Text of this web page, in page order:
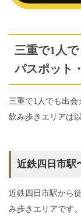
三重で1人
パスポット
三重で1人でも出会
飲み歩きエリアは
近鉄四日市駅
近鉄四日市駅から
み歩きエリアです。